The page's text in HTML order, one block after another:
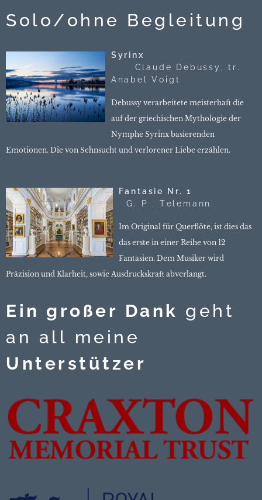
Solo/ohne Begleitung
Syrinx
Claude Debussy, tr.
Anabel Voigt
Debussy verarbeitete meisterhaft die
auf der griechischen Mythologie der
Nymphe Syrinx basierenden
Emotionen. Die von Sehnsucht und verlorener Liebe erzählen.
Fantasie Nr. 1
G. P . Telemann
Im Original für Querflöte, ist dies das
das erste in einer Reihe von 12
Fantasien. Dem Musiker wird
Präzision und Klarheit, sowie Ausdruckskraft abverlangt.
Ein großer Dank geht
an all meine
Unterstützer